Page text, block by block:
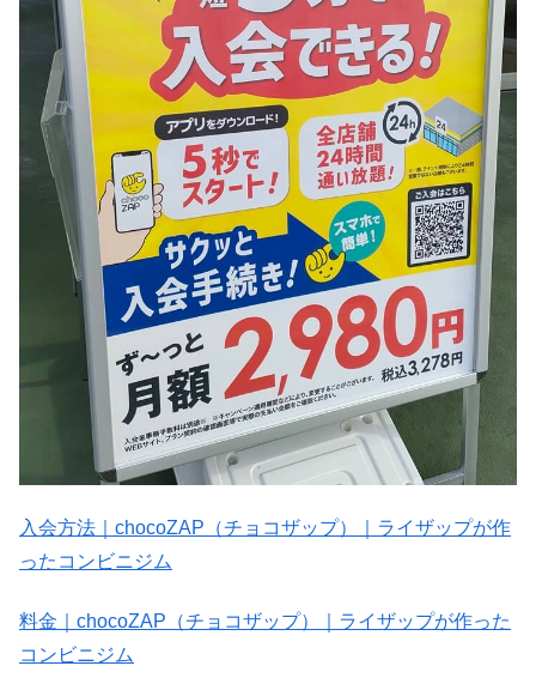
入会方法｜chocoZAP（チョコザップ）｜ライザップが作
ったコンビニジム
料金｜chocoZAP（チョコザップ）｜ライザップが作った
コンビニジム